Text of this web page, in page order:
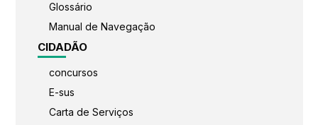
Glossário
Manual de Navegação
CIDADÃO
concursos
E-sus
Carta de Serviços